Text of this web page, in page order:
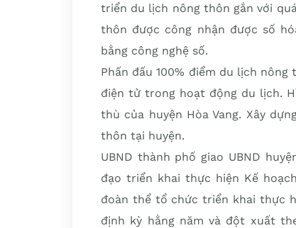
triển du lịch nông thôn gắn với
thôn được công nhận được số
bằng công nghệ số.
Phấn đấu 100% điểm du lịch
điện tử trong hoạt động du lịch.
thù của huyện Hòa Vang. Xây
thôn tại huyện.
UBND thành phố giao UBND
đạo triển khai thực hiện Kế
đoàn thể tổ chức triển khai thực
định kỳ hằng năm và đột xuất